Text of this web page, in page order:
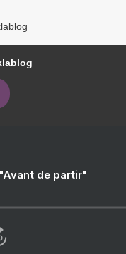
de partir"